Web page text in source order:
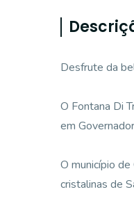
Desfrute da
O Fontana Di
em
O município
cristalinas de